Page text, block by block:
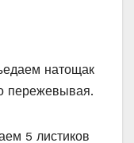
натощак
пережевывая.
5 листиков